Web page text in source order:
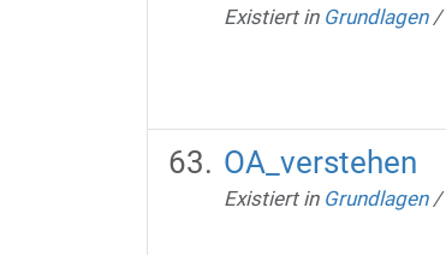
Existiert in Grundlagen /
OA_verstehen
Existiert in Grundlagen /